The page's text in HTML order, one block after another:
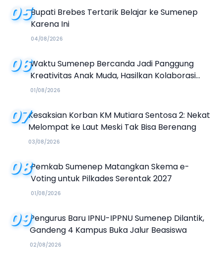
05Bupati Brebes Tertarik Belajar ke Sumenep
Karena Ini
04/08/2026
06Waktu Sumenep Bercanda Jadi Panggung
Kreativitas Anak Muda, Hasilkan Kolaborasi
Industri Kreatif
01/08/2026
07Kesaksian Korban KM Mutiara Sentosa 2: Nekat
Melompat ke Laut Meski Tak Bisa Berenang
03/08/2026
08Pemkab Sumenep Matangkan Skema e-
Voting untuk Pilkades Serentak 2027
01/08/2026
09Pengurus Baru IPNU-IPPNU Sumenep Dilantik,
Gandeng 4 Kampus Buka Jalur Beasiswa
02/08/2026